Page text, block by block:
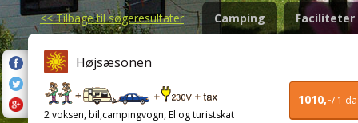
<<Tilbage til søgeresultater Camping Faciliteter
Højsæsonen
1010,-/ 1
2 voksen, bil,campingvogn, El og turistskat